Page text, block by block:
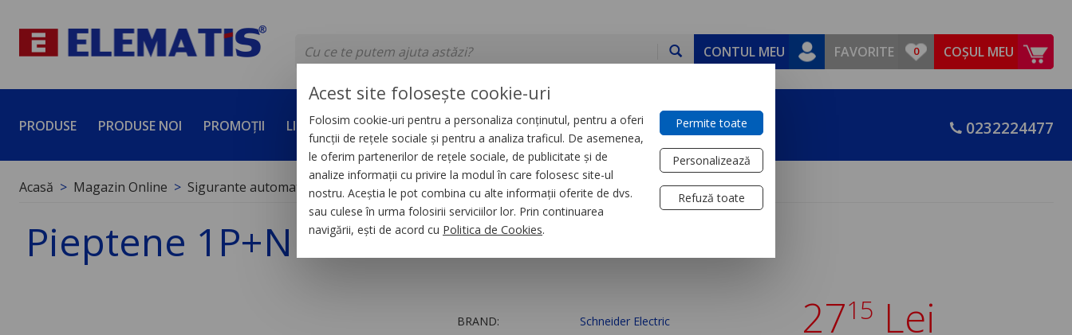
CONTUL MEU FAVORITE COȘUL MEU
PRODUSE PRODUSE NOI PROMOȚII LICHIDĂRI DE STOC SERVICII DEVINO PARTENER CONTACT 0232224477
Acasă Magazin Online Sigurante automate Accesorii
Pieptene 1P+N 8 module
BRAND:
Schneider Electric
2715 Lei
Acest site folosește cookie-uri
Folosim cookie-uri pentru a personaliza conținutul, pentru a oferi
funcții de rețele sociale și pentru a analiza traficul. De asemenea,
le oferim partenerilor de rețele sociale, de publicitate și de
analize informații cu privire la modul în care folosesc site-ul
nostru. Aceștia le pot combina cu alte informații oferite de dvs.
sau culese în urma folosirii serviciilor lor. Prin continuarea
navigării, ești de acord cu Politica de Cookies.
Permite toate
Personalizează
Refuză toate